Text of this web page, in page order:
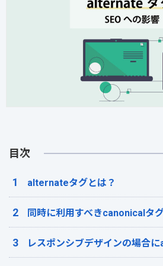
目次
alternateタグとは？
同時に利用すべきcanonicalタ
レスポンシブデザインの場合